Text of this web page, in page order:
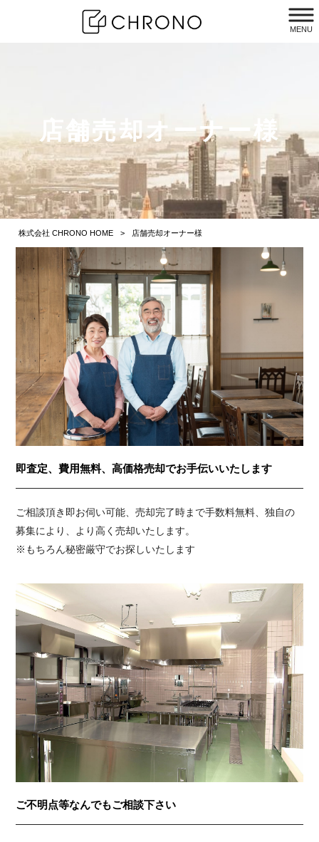
MENU
店舗売却オーナー様
株式会社 CHRONO HOME > 店舗売却オーナー様
即査定、費用無料、高価格売却でお手伝いいたします
ご相談頂き即お伺い可能、売却完了時まで手数料無料、独自の
募集により、より高く売却いたします。
※もちろん秘密厳守でお探しいたします
ご不明点等なんでもご相談下さい